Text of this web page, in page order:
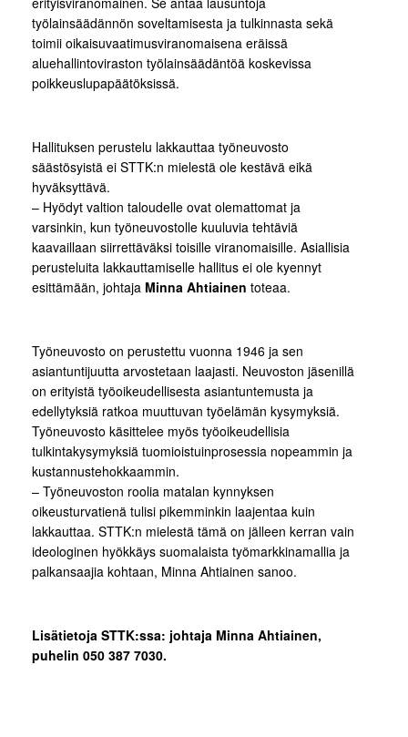
työlainsäädännön soveltamisesta ja tulkinnasta sekä
toimii oikaisuvaatimusviranomaisena eräissä
aluehallintoviraston työlainsäädäntöä koskevissa
poikkeuslupapäätöksissä.
Hallituksen perustelu lakkauttaa työneuvosto
säästösyistä ei STTK:n mielestä ole kestävä eikä
hyväksyttävä.
– Hyödyt valtion taloudelle ovat olemattomat ja
varsinkin, kun työneuvostolle kuuluvia tehtäviä
kaavaillaan siirrettäväksi toisille viranomaisille. Asiallisia
perusteluita lakkauttamiselle hallitus ei ole kyennyt
esittämään, johtaja Minna Ahtiainen toteaa.
Työneuvosto on perustettu vuonna 1946 ja sen
asiantuntijuutta arvostetaan laajasti. Neuvoston jäsenillä
on erityistä työoikeudellisesta asiantuntemusta ja
edellytyksiä ratkoa muuttuvan työelämän kysymyksiä.
Työneuvosto käsittelee myös työoikeudellisia
tulkintakysymyksiä tuomioistuinprosessia nopeammin ja
kustannustehokkaammin.
– Työneuvoston roolia matalan kynnyksen
oikeusturvatienä tulisi pikemminkin laajentaa kuin
lakkauttaa. STTK:n mielestä tämä on jälleen kerran vain
ideologinen hyökkäys suomalaista työmarkkinamallia ja
palkansaajia kohtaan, Minna Ahtiainen sanoo.
Lisätietoja STTK:ssa: johtaja Minna Ahtiainen,
puhelin 050 387 7030.